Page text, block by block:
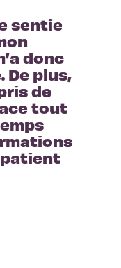
sentie
donc
De plus,
de
tout